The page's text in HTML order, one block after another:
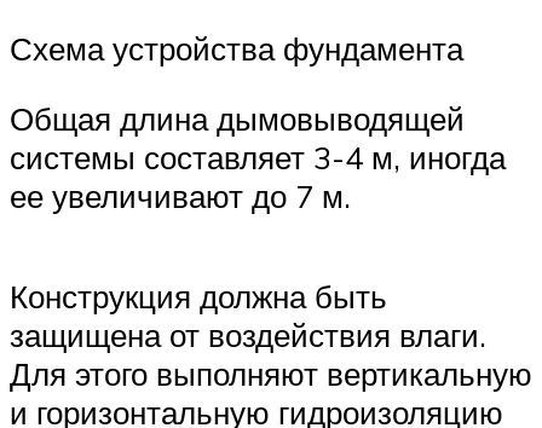
Схема устройства фундамента
Общая длина дымовыводящей
системы составляет 3-4 м, иногда
ее увеличивают до 7 м.
Конструкция должна быть
защищена от воздействия влаги.
Для этого выполняют вертикальную
и горизонтальную гидроизоляцию